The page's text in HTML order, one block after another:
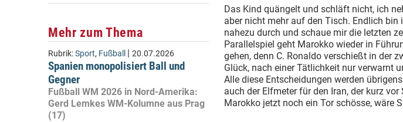
Mehr zum Thema
Rubrik:Sport, Fußball | 20.07.2026
Spanien monopolisiert Ball und
Gegner
Fußball WM 2026 in Nord-Amerika:
Gerd Lemkes WM-Kolumne aus Prag
(17)
Das Kind quängelt und schläft nicht, ich
aber nicht mehr auf den Tisch. Endlich
nahezu durch und schaue mir die letzten
Parallelspiel geht Marokko wieder in
gehen, denn C. Ronaldo verschießt in der
Glück, nach einer Tätlichkeit nur verwarnt
Alle diese Entscheidungen werden
auch der Elfmeter für den Iran, der kurz
Marokko jetzt noch ein Tor schösse, wäre